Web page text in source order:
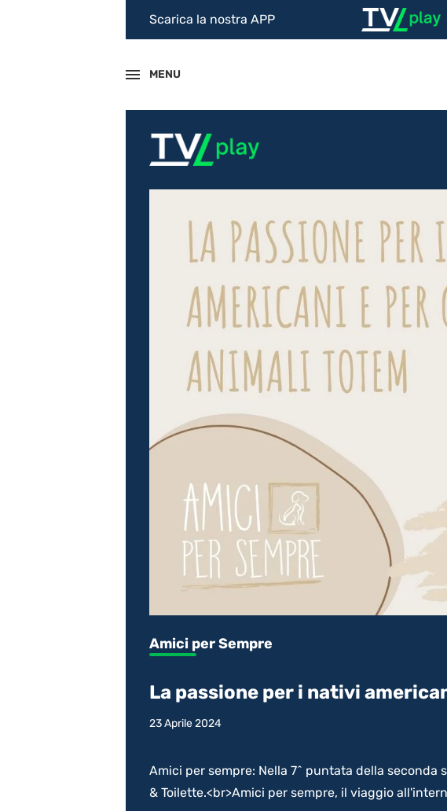
Scarica la nostra APP
MENU
Amici per Sempre
La passione per i nativi
23 Aprile 2024
Amici per sempre: Nella 7^ puntata della seconda
& Toilette.<br>Amici per sempre, il viaggio